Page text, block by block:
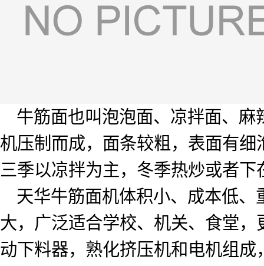
牛筋面也叫泡泡面、凉拌面、
机压制而成，面条较粗，表面有
三季以凉拌为主，冬季热炒或者
天华牛筋面机体积小、成本低
大，广泛适合学校、机关、食堂
动下料器，熟化挤压机和电机组